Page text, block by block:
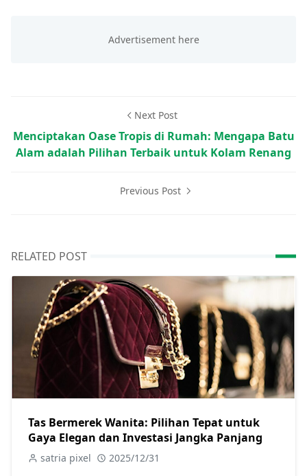
Next Post
Menciptakan Oase Tropis di Rumah: Mengapa Batu
Alam adalah Pilihan Terbaik untuk Kolam Renang
Previous Post
RELATED POST
Tas Bermerek Wanita: Pilihan Tepat untuk
Gaya Elegan dan Investasi Jangka Panjang
satria pixel 2025/12/31